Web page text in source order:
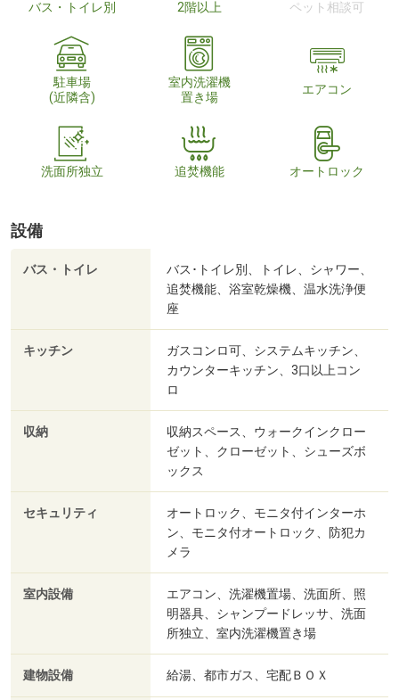
バス・トイレ別 2階以上 ペット相談可
駐車場
(近隣含)
室内洗濯機
置き場
エアコン
洗面所独立 追焚機能 オートロック
設備
バス・トイレ
バス･トイレ別、トイレ、シャワー、
追焚機能、浴室乾燥機、温水洗浄便
座
キッチン
ガスコンロ可、システムキッチン、
カウンターキッチン、3口以上コン
ロ
収納
収納スペース、ウォークインクロー
ゼット、クローゼット、シューズボ
ックス
セキュリティ
オートロック、モニタ付インターホ
ン、モニタ付オートロック、防犯カ
メラ
室内設備
エアコン、洗濯機置場、洗面所、照
明器具、シャンプードレッサ、洗面
所独立、室内洗濯機置き場
建物設備 給湯、都市ガス、宅配ＢＯＸ